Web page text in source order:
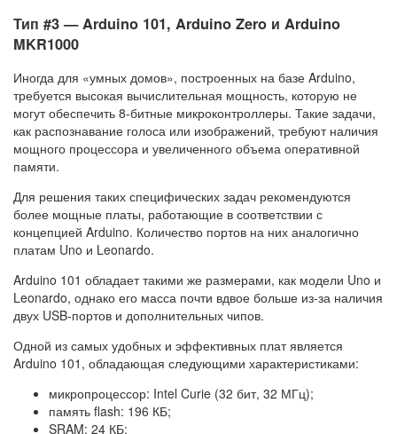
Тип #3 — Arduino 101, Arduino Zero и Arduino
MKR1000
Иногда для «умных домов», построенных на базе Arduino,
требуется высокая вычислительная мощность, которую не
могут обеспечить 8-битные микроконтроллеры. Такие задачи,
как распознавание голоса или изображений, требуют наличия
мощного процессора и увеличенного объема оперативной
памяти.
Для решения таких специфических задач рекомендуются
более мощные платы, работающие в соответствии с
концепцией Arduino. Количество портов на них аналогично
платам Uno и Leonardo.
Arduino 101 обладает такими же размерами, как модели Uno и
Leonardo, однако его масса почти вдвое больше из-за наличия
двух USB-портов и дополнительных чипов.
Одной из самых удобных и эффективных плат является
Arduino 101, обладающая следующими характеристиками:
микропроцессор: Intel Curie (32 бит, 32 МГц);
память flash: 196 КБ;
SRAM: 24 КБ;